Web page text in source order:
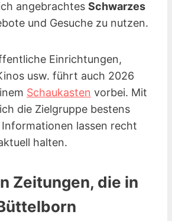
angebrachtes Schwarzes
und Gesuche zu nutzen.
Einrichtungen,
usw. führt auch 2026
Schaukasten vorbei. Mit
die Zielgruppe bestens
lassen recht
halten.
Zeitungen, die in